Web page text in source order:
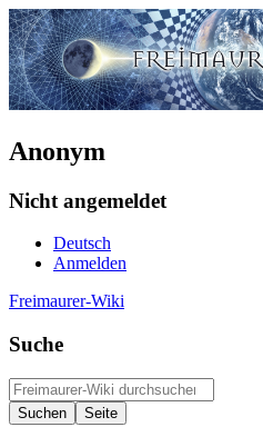
Anonym
Nicht angemeldet
Deutsch
Anmelden
Freimaurer-Wiki
Suche